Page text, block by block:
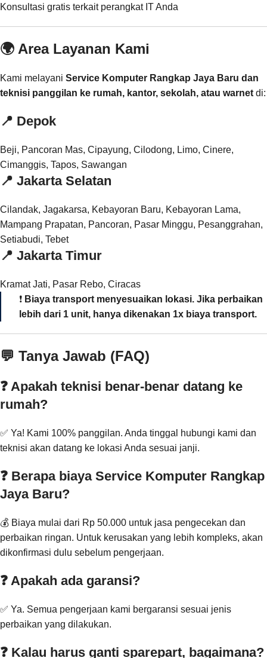
Konsultasi gratis terkait perangkat IT Anda
🌍 Area Layanan Kami
Kami melayani Service Komputer Rangkap Jaya Baru dan
teknisi panggilan ke rumah, kantor, sekolah, atau warnet di:
📍 Depok
Beji, Pancoran Mas, Cipayung, Cilodong, Limo, Cinere,
Cimanggis, Tapos, Sawangan
📍 Jakarta Selatan
Cilandak, Jagakarsa, Kebayoran Baru, Kebayoran Lama,
Mampang Prapatan, Pancoran, Pasar Minggu, Pesanggrahan,
Setiabudi, Tebet
📍 Jakarta Timur
Kramat Jati, Pasar Rebo, Ciracas
❗ Biaya transport menyesuaikan lokasi. Jika perbaikan
lebih dari 1 unit, hanya dikenakan 1x biaya transport.
💬 Tanya Jawab (FAQ)
❓ Apakah teknisi benar-benar datang ke
rumah?
✅ Ya! Kami 100% panggilan. Anda tinggal hubungi kami dan
teknisi akan datang ke lokasi Anda sesuai janji.
❓ Berapa biaya Service Komputer Rangkap
Jaya Baru?
💰 Biaya mulai dari Rp 50.000 untuk jasa pengecekan dan
perbaikan ringan. Untuk kerusakan yang lebih kompleks, akan
dikonfirmasi dulu sebelum pengerjaan.
❓ Apakah ada garansi?
✅ Ya. Semua pengerjaan kami bergaransi sesuai jenis
perbaikan yang dilakukan.
❓ Kalau harus ganti sparepart, bagaimana?